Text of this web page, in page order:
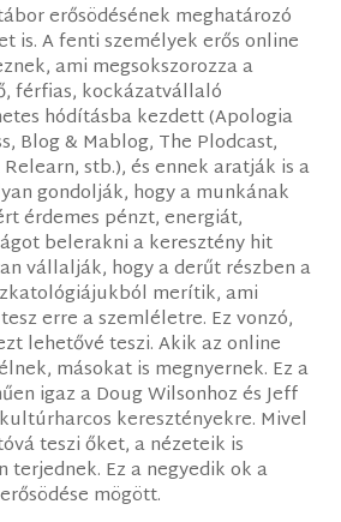
erősödésének meghatározó
is. A fenti személyek erős online
ami megsokszorozza a
férfias, kockázatvállaló
hódításba kezdett (Apologia
Blog & Mablog, The Plodcast,
stb.), és ennek aratják is a
gondolják, hogy a munkának
érdemes pénzt, energiát,
belerakni a keresztény hit
vállalják, hogy a derűt részben a
merítik, ami
erre a szemléletre. Ez vonzó,
lehetővé teszi. Akik az online
másokat is megnyernek. Ez a
igaz a Doug Wilsonhoz és Jeff
keresztényekre. Mivel
teszi őket, a nézeteik is
terjednek. Ez a negyedik ok a
mögött.